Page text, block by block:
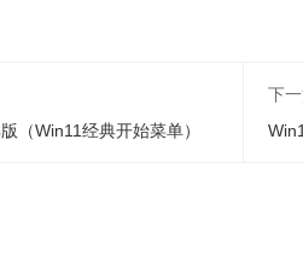
（Win11经典开始菜单）
下